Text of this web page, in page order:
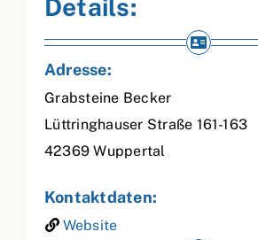
Details:
Adresse:
Grabsteine Becker
Lüttringhauser Straße 161-163
42369 Wuppertal
Kontaktdaten:
Website